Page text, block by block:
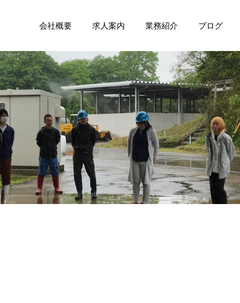
会社概要 求人案内 業務紹介 ブログ